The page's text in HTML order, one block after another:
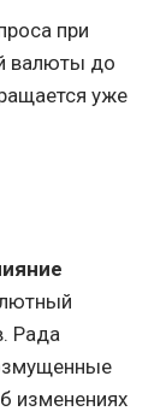
при
валюты до
уже
Рада
изменениях